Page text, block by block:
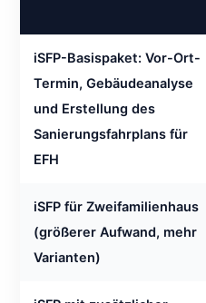
iSFP-Basispaket: Vor-Ort-
Termin, Gebäudeanalyse
und Erstellung des
Sanierungsfahrplans für
EFH
iSFP für Zweifamilienhaus
(größerer Aufwand, mehr
Varianten)